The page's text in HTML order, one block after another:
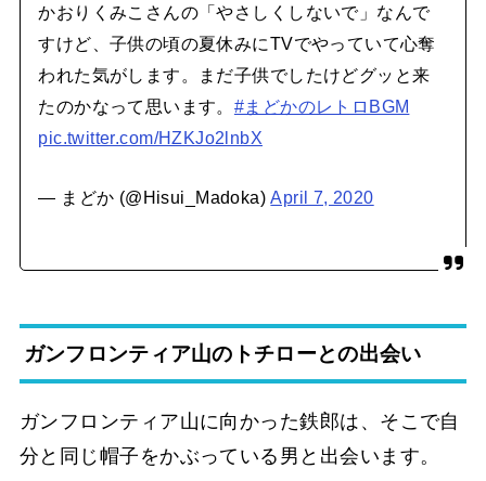
かおりくみこさんの「やさしくしないで」なんで
すけど、子供の頃の夏休みにTVでやっていて心奪
われた気がします。まだ子供でしたけどグッと来
たのかなって思います。 #まどかのレトロBGM
pic.twitter.com/HZKJo2lnbX
— まどか (@Hisui_Madoka)April 7, 2020
ガンフロンティア山のトチローとの出会い
ガンフロンティア山に向かった鉄郎は、そこで自
分と同じ帽子をかぶっている男と出会います。